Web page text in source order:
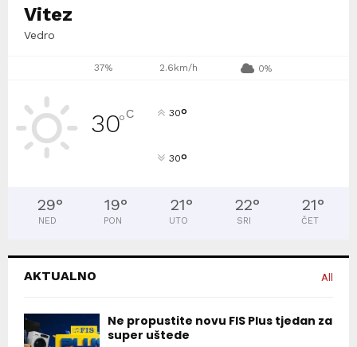
Vitez
Vedro
37% 2.6km/h 0%
30°C 30°
30°
29°
NED
19°
PON
21°
UTO
22°
SRI
21°
ČET
AKTUALNO All
Ne propustite novu FIS Plus tjedan za
super uštede